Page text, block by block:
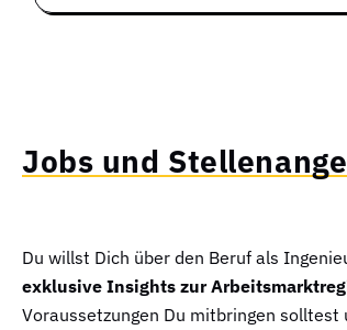
Jobs und
Du willst Dich über den Beruf als
exklusive Insights zur
Voraussetzungen Du mitbringen solltest